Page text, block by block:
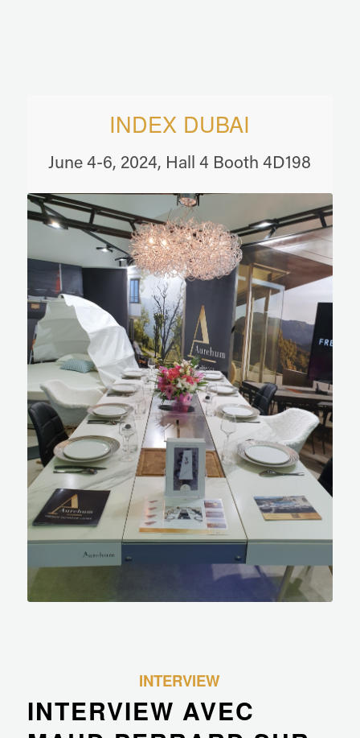
INDEX DUBAI
June 4-6, 2024, Hall 4 Booth 4D198
INTERVIEW
INTERVIEW AVEC